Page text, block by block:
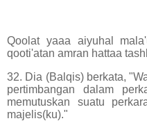
Qoolat yaaa aiyuhal
qooti'atan amran hattaa
32. Dia (Balqis) berkata,
pertimbangan dalam
memutuskan suatu
majelis(ku)."